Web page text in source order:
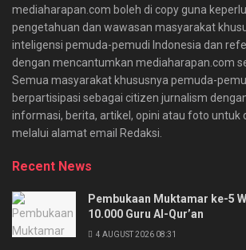
mediaharapan.com boleh di copy guna
pengetahuan dan wawasan masyarakat
inteligensi pemuda-pemudi Indonesia dan
dengan mencantumkan mediaharapan.com
Semua masyarakat khususnya pemuda-
berpartisipasi sebagai citizen jurnalism
informasi, berita, artikel, opini atau foto untuk
melalui alamat email Redaksi.
Recent News
Pembukaan Muktamar ke-5
10.000 Guru Al-Qur’an
4 AUGUST 2026 08:31